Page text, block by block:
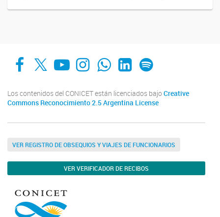
Facebook
X YouTube
Instagram
Whats AppLinkedIn
Spotify
Los contenidos del CONICET están licenciados bajo Creative
Commons Reconocimiento 2.5 Argentina License
VER REGISTRO DE OBSEQUIOS Y VIAJES DE FUNCIONARIOS
VER VERIFICADOR DE RECIBOS